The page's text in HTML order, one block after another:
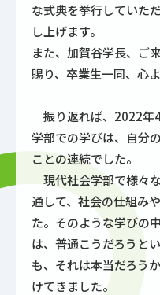
な式典を挙行していた
し上げます。
また、加賀谷学長、ご
賜り、卒業生一同、心
振り返れば、2022年
学部での学びは、自分
ことの連続でした。
現代社会学部で様々
通して、社会の仕組み
た。そのような学びの
は、普通こうだろうと
も、それは本当だろう
けてきました。